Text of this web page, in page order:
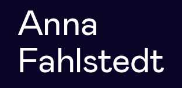
Anna
Fahlstedt